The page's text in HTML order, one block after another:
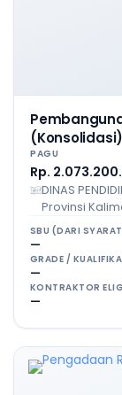
(Konsolidasi)
PAGU
Rp.
DINAS
Provinsi
SBU (DARI
—
GRADE /
—
KONTRAKTOR
—